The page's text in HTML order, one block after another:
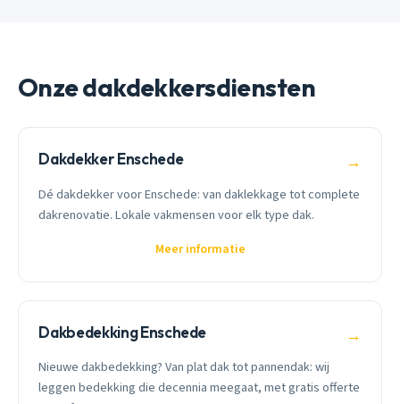
Onze dakdekkersdiensten
Dakdekker Enschede →
Dé dakdekker voor Enschede: van daklekkage tot complete
dakrenovatie. Lokale vakmensen voor elk type dak.
Meer informatie
Dakbedekking Enschede →
Nieuwe dakbedekking? Van plat dak tot pannendak: wij
leggen bedekking die decennia meegaat, met gratis offerte